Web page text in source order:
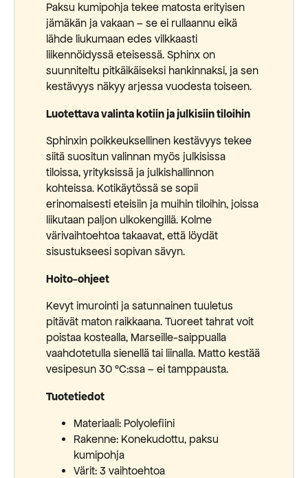
Paksu kumipohja tekee matosta erityisen
jämäkän ja vakaan – se ei rullaannu eikä
lähde liukumaan edes vilkkaasti
liikennöidyssä eteisessä. Sphinx on
suunniteltu pitkäikäiseksi hankinnaksi, ja sen
kestävyys näkyy arjessa vuodesta toiseen.
Luotettava valinta kotiin ja julkisiin tiloihin
Sphinxin poikkeuksellinen kestävyys tekee
siitä suositun valinnan myös julkisissa
tiloissa, yrityksissä ja julkishallinnon
kohteissa. Kotikäytössä se sopii
erinomaisesti eteisiin ja muihin tiloihin, joissa
liikutaan paljon ulkokengillä. Kolme
värivaihtoehtoa takaavat, että löydät
sisustukseesi sopivan sävyn.
Hoito-ohjeet
Kevyt imurointi ja satunnainen tuuletus
pitävät maton raikkaana. Tuoreet tahrat voit
poistaa kostealla, Marseille-saippualla
vaahdotetulla sienellä tai liinalla. Matto kestää
vesipesun 30 °C:ssa – ei tamppausta.
Tuotetiedot
Materiaali: Polyolefiini
Rakenne: Konekudottu, paksu
kumipohja
Värit: 3 vaihtoehtoa